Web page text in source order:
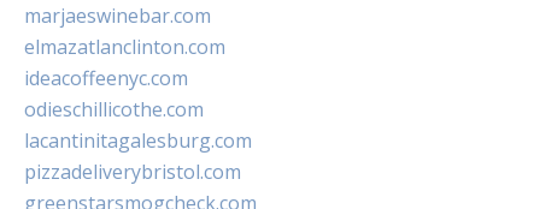
marjaeswinebar.com
elmazatlanclinton.com
ideacoffeenyc.com
odieschillicothe.com
lacantinitagalesburg.com
pizzadeliverybristol.com
greenstarsmogcheck.com